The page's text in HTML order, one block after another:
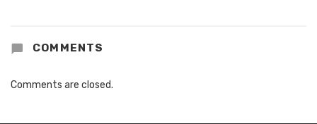
COMMENTS
Comments are closed.